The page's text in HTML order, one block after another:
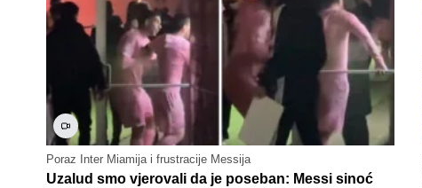
Poraz Inter Miamija i frustracije Messija
Uzalud smo vjerovali da je poseban: Messi sinoć